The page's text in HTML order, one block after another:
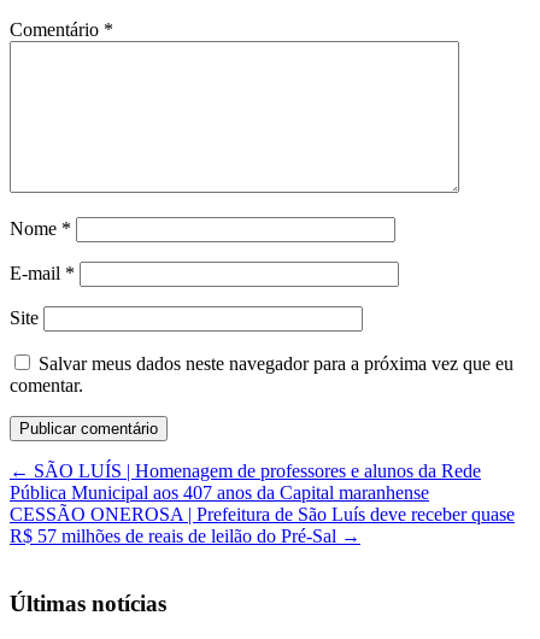
Comentário *
Nome *
E-mail *
Site
Salvar meus dados neste navegador para a próxima vez que eu
comentar.
← SÃO LUÍS | Homenagem de professores e alunos da Rede
Pública Municipal aos 407 anos da Capital maranhense
CESSÃO ONEROSA | Prefeitura de São Luís deve receber quase
R$ 57 milhões de reais de leilão do Pré-Sal →
Últimas notícias